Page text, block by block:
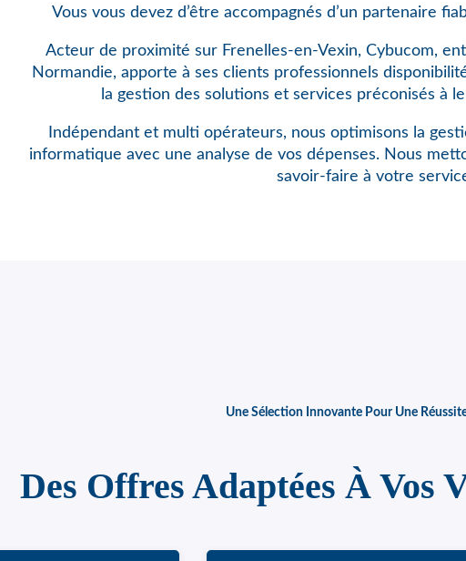
Vous vous devez d’être accompagnés d’un partenaire
Acteur de proximité sur Frenelles-en-Vexin, Cybucom,
Normandie, apporte à ses clients professionnels
la gestion des solutions et services préconisés à
Indépendant et multi opérateurs, nous optimisons la
informatique avec une analyse de vos dépenses. Nous
savoir-faire à votre
Une Sélection Innovante Pour Une
Des Offres Adaptées À Vos